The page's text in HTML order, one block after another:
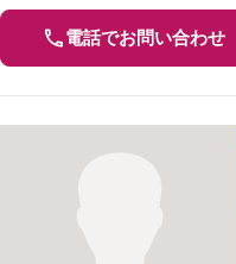
電話でお問い合わせ